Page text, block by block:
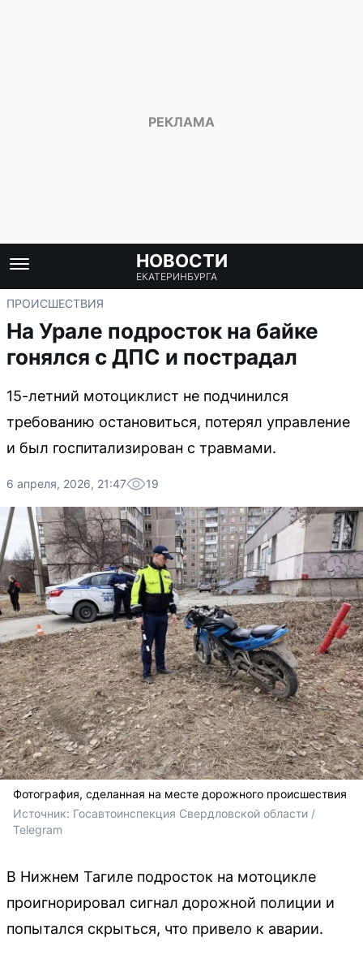
НОВОСТИ
ЕКАТЕРИНБУРГА
ПРОИСШЕСТВИЯ
На Урале подросток на байке
гонялся с ДПС и пострадал
15-летний мотоциклист не подчинился
требованию остановиться, потерял управление
и был госпитализирован с травмами.
6 апреля, 2026, 21:47 19
Фотография, сделанная на месте дорожного происшествия
Источник: Госавтоинспекция Свердловской области /
Telegram
В Нижнем Тагиле подросток на мотоцикле
проигнорировал сигнал дорожной полиции и
попытался скрыться, что привело к аварии.